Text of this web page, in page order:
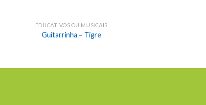
EDUCATIVOS OU MUSICAIS
Guitarrinha – Tigre